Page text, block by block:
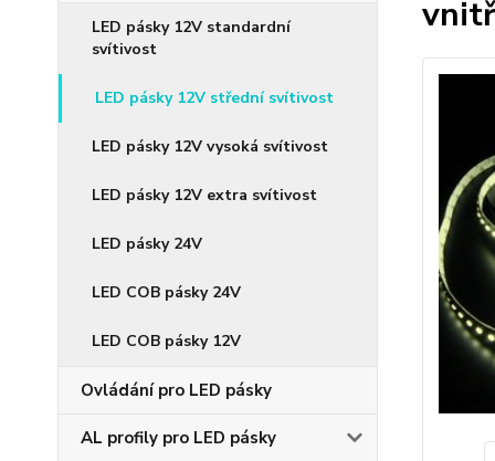
LED pásky 12V standardní
svítivost
LED pásky 12V střední svítivost
LED pásky 12V vysoká svítivost
LED pásky 12V extra svítivost
LED pásky 24V
LED COB pásky 24V
LED COB pásky 12V
Ovládání pro LED pásky
AL profily pro LED pásky